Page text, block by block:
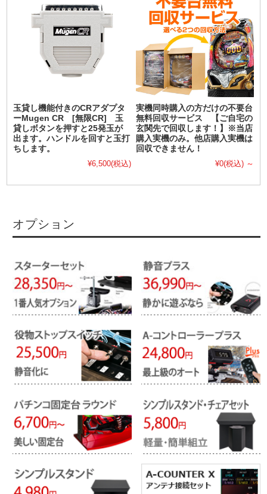
玉貸し機能付きのCRアダプタ
ーMugen CR [無限CR] 玉
貸しボタンを押すと25発玉が
出ます。ハンドルを回すと玉打
ちします。
¥6,500(税込)
実機同時購入の方だけの不要台
無料回収サービス 【ご自宅の
玄関先で回収します！】※当店
購入実機のみ。他店購入実機は
回収できません！
¥0(税込) ～
オプション